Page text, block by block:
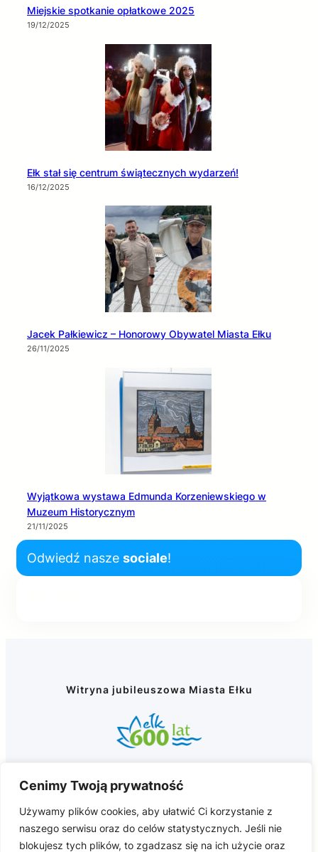
Cenimy Twoją prywatność
Używamy plików cookies, aby ułatwić Ci korzystanie z
naszego serwisu oraz do celów statystycznych. Jeśli nie
blokujesz tych plików, to zgadzasz się na ich użycie oraz
Miejskie spotkanie opłatkowe 2025
19/12/2025
Ełk stał się centrum świątecznych wydarzeń!
16/12/2025
Jacek Pałkiewicz – Honorowy Obywatel Miasta Ełku
26/11/2025
Wyjątkowa wystawa Edmunda Korzeniewskiego w
Muzeum Historycznym
21/11/2025
Odwiedź nasze sociale!
Witryna jubileuszowa Miasta Ełku
NAWIGACJA
Historia Miasta Ełku
POMOC
Deklaracja dostępności